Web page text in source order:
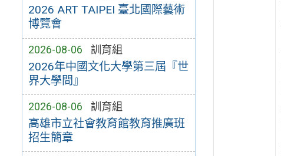
2026 ART TAIPEI 臺北國際藝術
博覽會
2026-08-06 訓育組
2026年中國文化大學第三屆『世
界大學問』
2026-08-06 訓育組
高雄市立社會教育館教育推廣班
招生簡章